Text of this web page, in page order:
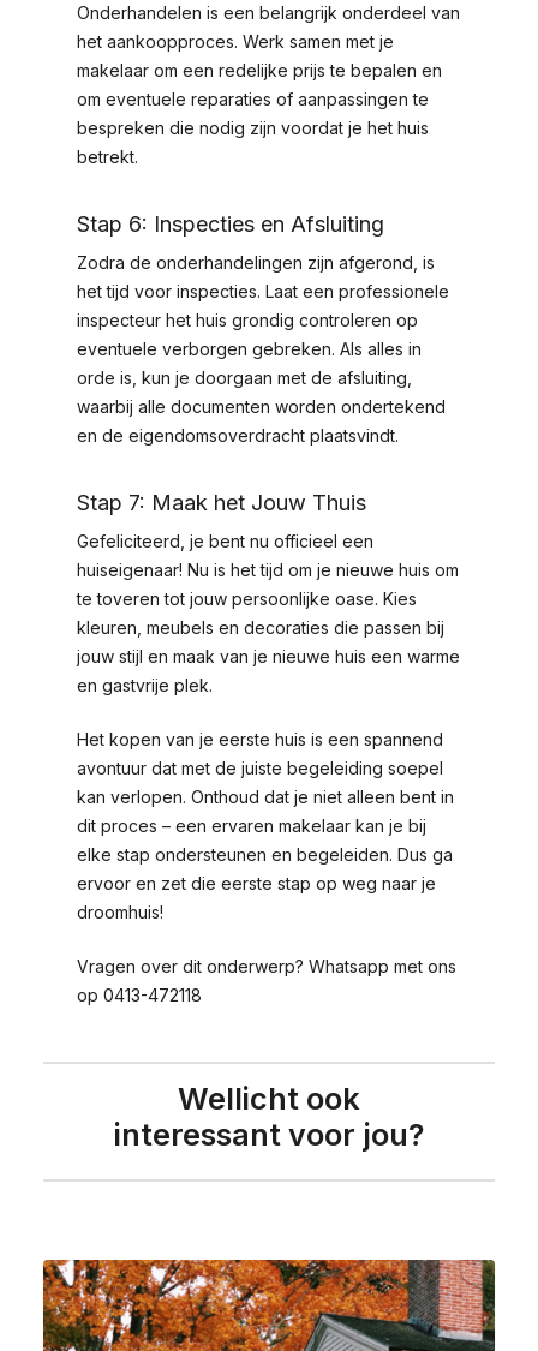
Onderhandelen is een belangrijk onderdeel van
het aankoopproces. Werk samen met je
makelaar om een redelijke prijs te bepalen en
om eventuele reparaties of aanpassingen te
bespreken die nodig zijn voordat je het huis
betrekt.
Stap 6: Inspecties en Afsluiting
Zodra de onderhandelingen zijn afgerond, is
het tijd voor inspecties. Laat een professionele
inspecteur het huis grondig controleren op
eventuele verborgen gebreken. Als alles in
orde is, kun je doorgaan met de afsluiting,
waarbij alle documenten worden ondertekend
en de eigendomsoverdracht plaatsvindt.
Stap 7: Maak het Jouw Thuis
Gefeliciteerd, je bent nu officieel een
huiseigenaar! Nu is het tijd om je nieuwe huis om
te toveren tot jouw persoonlijke oase. Kies
kleuren, meubels en decoraties die passen bij
jouw stijl en maak van je nieuwe huis een warme
en gastvrije plek.
Het kopen van je eerste huis is een spannend
avontuur dat met de juiste begeleiding soepel
kan verlopen. Onthoud dat je niet alleen bent in
dit proces – een ervaren makelaar kan je bij
elke stap ondersteunen en begeleiden. Dus ga
ervoor en zet die eerste stap op weg naar je
droomhuis!
Vragen over dit onderwerp? Whatsapp met ons
op 0413-472118
Wellicht ook
interessant voor jou?